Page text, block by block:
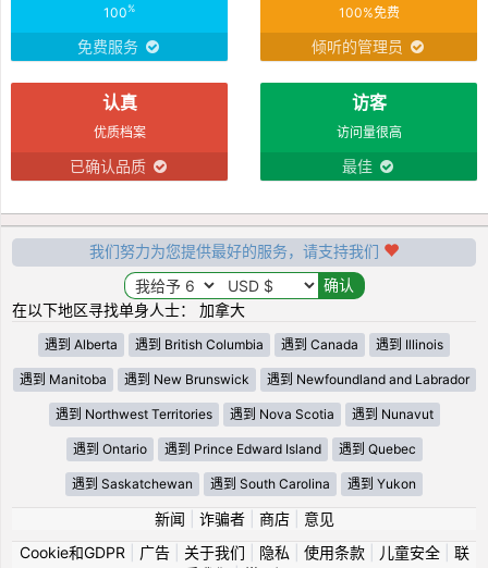
100%
免费服务
100%免费
倾听的管理员
认真
优质档案
已确认品质
访客
访问量很高
最佳
我们努力为您提供最好的服务，请支持我们
在以下地区寻找单身人士： 加拿大
遇到 Alberta 遇到 British Columbia 遇到 Canada 遇到 Illinois
遇到 Manitoba 遇到 New Brunswick 遇到 Newfoundland and Labrador
遇到 Northwest Territories 遇到 Nova Scotia 遇到 Nunavut
遇到 Ontario 遇到 Prince Edward Island 遇到 Quebec
遇到 Saskatchewan 遇到 South Carolina 遇到 Yukon
新闻 诈骗者| 商店| 意见
Cookie和GDPR
广告| 关于我们 隐私 使用条款| 儿童安全| 联